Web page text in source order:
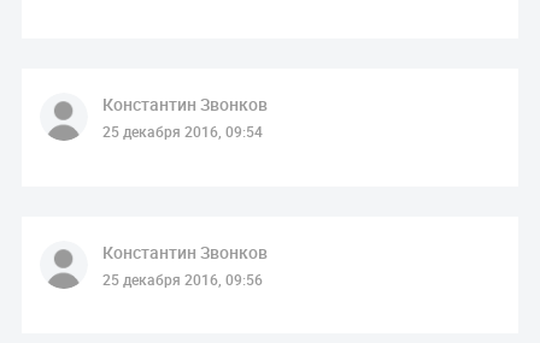
Константин Звонков
25 декабря 2016, 09:54
Константин Звонков
25 декабря 2016, 09:56